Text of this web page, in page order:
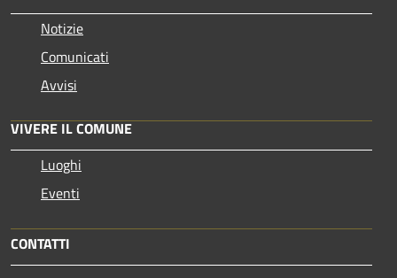
Notizie
Comunicati
Avvisi
VIVERE IL COMUNE
Luoghi
Eventi
CONTATTI